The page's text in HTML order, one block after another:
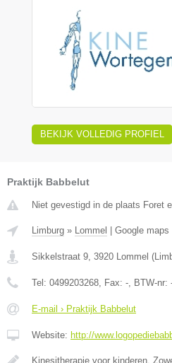
BEKIJK VOLLEDIG PROFIEL
Praktijk Babbelut
Niet gevestigd in de plaats Foret
Limburg » Lommel Google maps
Sikkelstraat 9, 3920 Lommel (
Tel: 0499203268, Fax: -, BTW-nr:
E-mail › Praktijk Babbelut
Website: http://
Kinesitherapie voor kinderen.